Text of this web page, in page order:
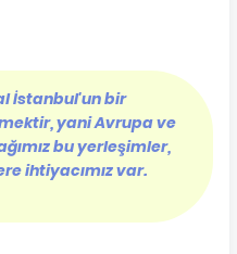
İstanbul'un bir
yani Avrupa ve
bu yerleşimler,
ihtiyacımız var.